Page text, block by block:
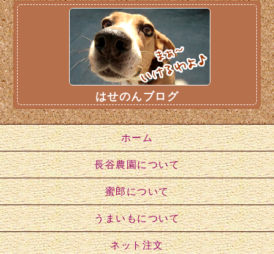
はせのんブログ
ホーム
長谷農園について
蜜郎について
うまいもについて
ネット注文